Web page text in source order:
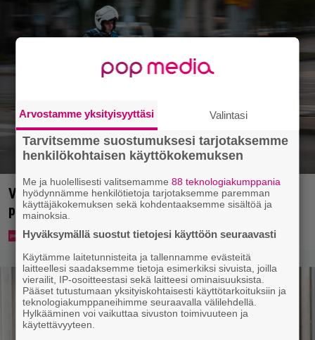
Virkavalta takaa-ajoi skoottereita –
poliisimoottoripyörä teki paosta lyhyen
Arvostamme yksityisyyttäsi Valintasi
Tarvitsemme suostumuksesi tarjotaksemme
henkilökohtaisen käyttökokemuksen
Me ja huolellisesti valitsemamme88 teknologiakumppania
hyödynnämme henkilötietoja tarjotaksemme paremman
käyttäjäkokemuksen sekä kohdentaaksemme sisältöä ja
mainoksia.
Hyväksymällä suostut tietojesi käyttöön seuraavasti
Käytämme laitetunnisteita ja tallennamme evästeitä
laitteellesi saadaksemme tietoja esimerkiksi sivuista, joilla
vierailit, IP-osoitteestasi sekä laitteesi ominaisuuksista.
Pääset tutustumaan yksityiskohtaisesti käyttötarkoituksiin ja
teknologiakumppaneihimme seuraavalla välilehdellä.
Hylkääminen voi vaikuttaa sivuston toimivuuteen ja
käytettävyyteen.